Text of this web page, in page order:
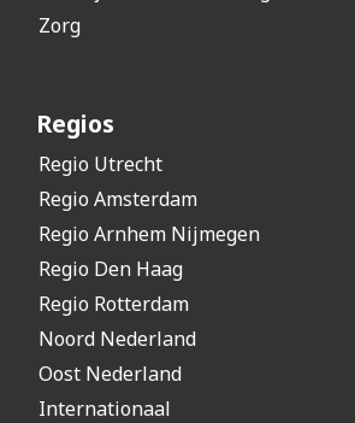
Zorg
Regios
Regio Utrecht
Regio Amsterdam
Regio Arnhem Nijmegen
Regio Den Haag
Regio Rotterdam
Noord Nederland
Oost Nederland
Internationaal